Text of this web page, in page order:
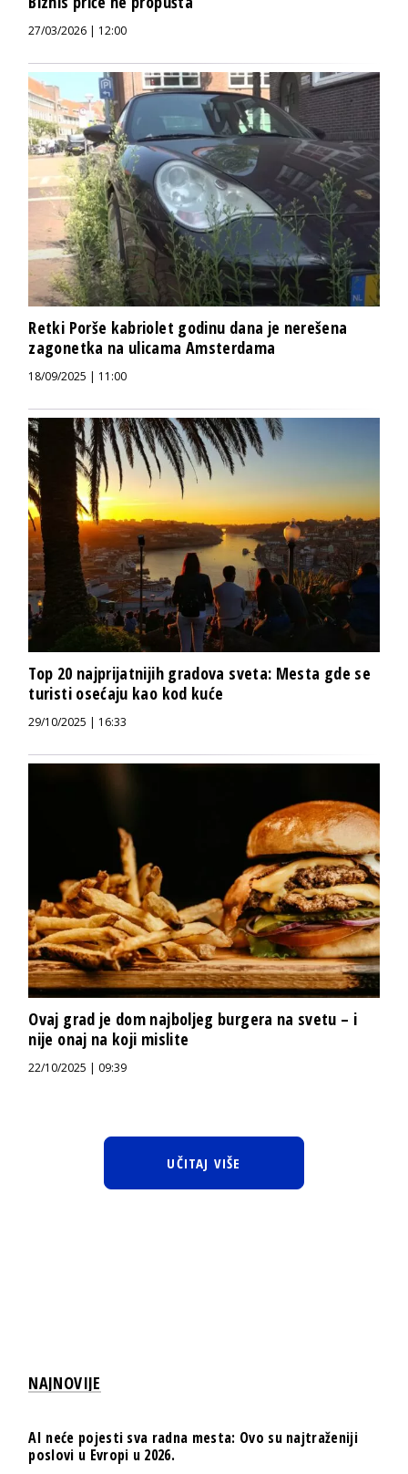
27/03/2026 | 12:00
Retki Porše kabriolet godinu dana je nerešena
zagonetka na ulicama Amsterdama
18/09/2025 | 11:00
Top 20 najprijatnijih gradova sveta: Mesta gde se
turisti osećaju kao kod kuće
29/10/2025 | 16:33
Ovaj grad je dom najboljeg burgera na svetu – i
nije onaj na koji mislite
22/10/2025 | 09:39
UČITAJ VIŠE
NAJNOVIJE
AI neće pojesti sva radna mesta: Ovo su najtraženiji
poslovi u Evropi u 2026.